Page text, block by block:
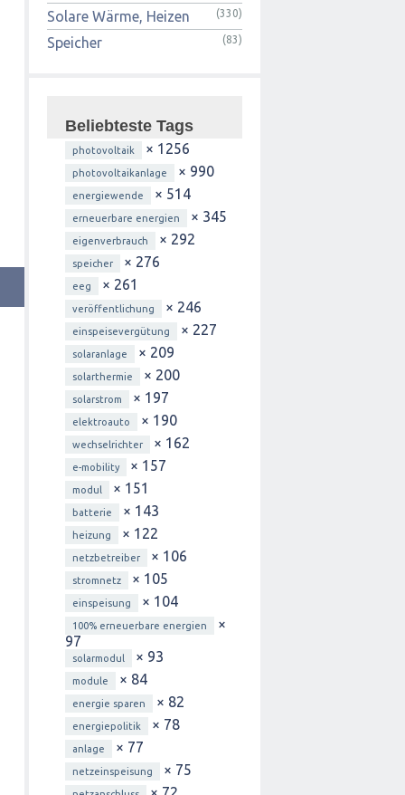
Solare Wärme, Heizen (330)
Speicher (83)
Beliebteste Tags
photovoltaik × 1256
photovoltaikanlage × 990
energiewende × 514
erneuerbare energien × 345
eigenverbrauch × 292
speicher × 276
eeg × 261
veröffentlichung × 246
einspeisevergütung × 227
solaranlage × 209
solarthermie × 200
solarstrom × 197
elektroauto × 190
wechselrichter × 162
e-mobility × 157
modul × 151
batterie × 143
heizung × 122
netzbetreiber × 106
stromnetz × 105
einspeisung × 104
100% erneuerbare energien
×
97
solarmodul × 93
module × 84
energie sparen × 82
energiepolitik × 78
anlage × 77
netzeinspeisung × 75